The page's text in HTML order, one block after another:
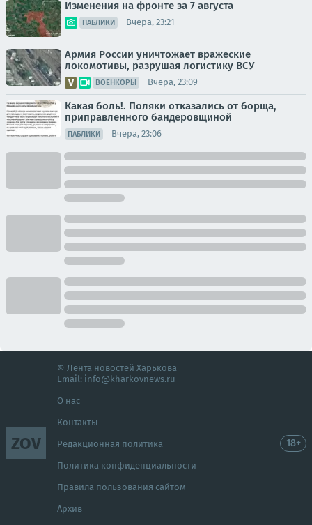
Изменения на фронте за 7 августа
ПАБЛИКИ Вчера, 23:21
Армия России уничтожает вражеские
локомотивы, разрушая логистику ВСУ
ВОЕНКОРЫ Вчера, 23:09
Какая боль!. Поляки отказались от борща,
приправленного бандеровщиной
ПАБЛИКИ Вчера, 23:06
ZOV
© Лента новостей Харькова
Email: info@kharkovnews.ru
О нас
Контакты
Редакционная политика
Политика конфиденциальности
Правила пользования сайтом
Архив
18+